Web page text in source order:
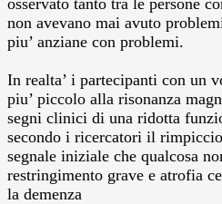
non avevano mai avuto
piu’ anziane con problemi.
In realta’ i partecipanti con un
piu’ piccolo alla risonanza
segni clinici di una ridotta
secondo i ricercatori il
segnale iniziale che qualcosa
restringimento grave e atrofia
la demenza